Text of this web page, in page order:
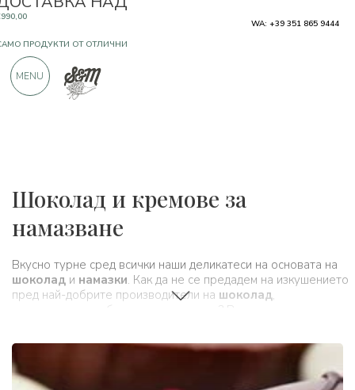
Шоколад и кремове за
намазване
Вкусно турне сред всички наши деликатеси на основата на
шоколад и намазки. Как да не се предадем на изкушението
пред най-добрите производители на шоколад,
включително и в биологичен вариант? Всички продукти са с
малки и големи многократно наградени предприятия,
които са направили високото качество истинска бизнес
философия, която се стремят да следват всеки ден.
ПРОДУКТИ ОТ ОТЛИЧНИ
900 ПОЛОЖИТЕЛНИ ОТЗИВИ
WA: +39 351 865 9444
MENU